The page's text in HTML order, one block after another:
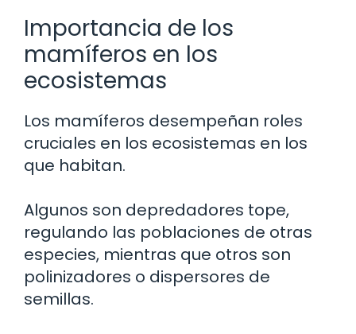
Importancia de los
mamíferos en los
ecosistemas
Los mamíferos desempeñan roles
cruciales en los ecosistemas en los
que habitan.
Algunos son depredadores tope,
regulando las poblaciones de otras
especies, mientras que otros son
polinizadores o dispersores de
semillas.